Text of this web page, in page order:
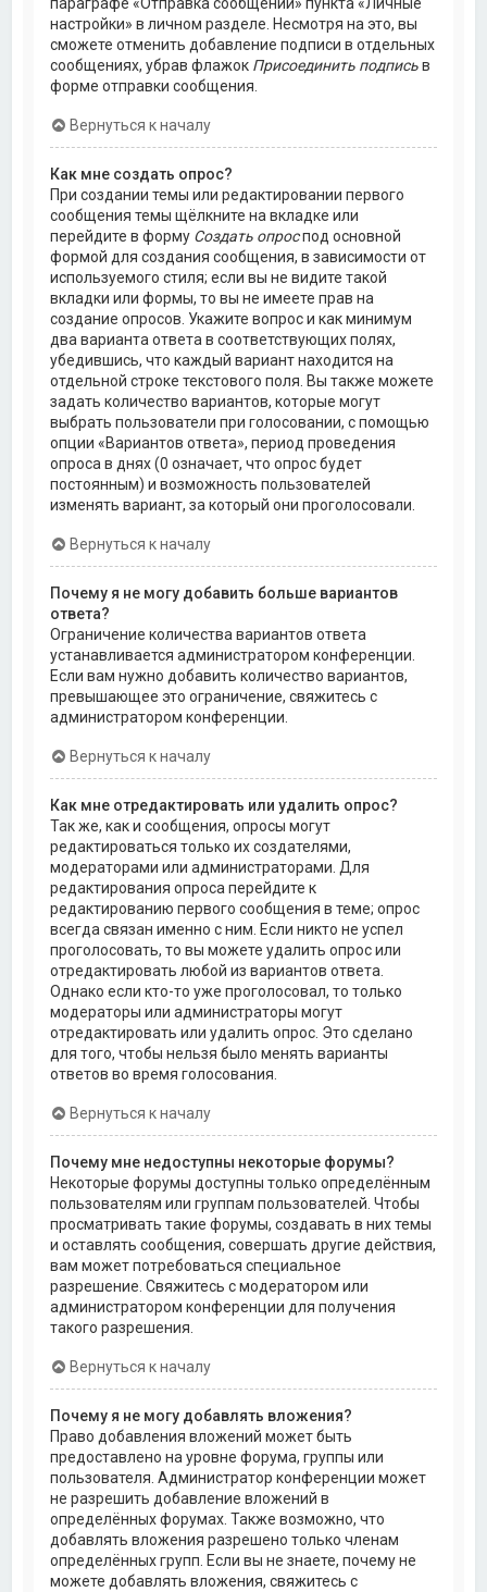
параграфе «Отправка сообщений» пункта «Личные
настройки» в личном разделе. Несмотря на это, вы
сможете отменить добавление подписи в отдельных
сообщениях, убрав флажок Присоединить подписьв
форме отправки сообщения.
Вернуться к началу
Как мне создать опрос?
При создании темы или редактировании первого
сообщения темы щёлкните на вкладке или
перейдите в форму Создать опроспод основной
формой для создания сообщения, в зависимости от
используемого стиля; если вы не видите такой
вкладки или формы, то вы не имеете прав на
создание опросов. Укажите вопрос и как минимум
два варианта ответа в соответствующих полях,
убедившись, что каждый вариант находится на
отдельной строке текстового поля. Вы также можете
задать количество вариантов, которые могут
выбрать пользователи при голосовании, с помощью
опции «Вариантов ответа», период проведения
опроса в днях (0 означает, что опрос будет
постоянным) и возможность пользователей
изменять вариант, за который они проголосовали.
Вернуться к началу
Почему я не могу добавить больше вариантов
ответа?
Ограничение количества вариантов ответа
устанавливается администратором конференции.
Если вам нужно добавить количество вариантов,
превышающее это ограничение, свяжитесь с
администратором конференции.
Вернуться к началу
Как мне отредактировать или удалить опрос?
Так же, как и сообщения, опросы могут
редактироваться только их создателями,
модераторами или администраторами. Для
редактирования опроса перейдите к
редактированию первого сообщения в теме; опрос
всегда связан именно с ним. Если никто не успел
проголосовать, то вы можете удалить опрос или
отредактировать любой из вариантов ответа.
Однако если кто-то уже проголосовал, то только
модераторы или администраторы могут
отредактировать или удалить опрос. Это сделано
для того, чтобы нельзя было менять варианты
ответов во время голосования.
Вернуться к началу
Почему мне недоступны некоторые форумы?
Некоторые форумы доступны только определённым
пользователям или группам пользователей. Чтобы
просматривать такие форумы, создавать в них темы
и оставлять сообщения, совершать другие действия,
вам может потребоваться специальное
разрешение. Свяжитесь с модератором или
администратором конференции для получения
такого разрешения.
Вернуться к началу
Почему я не могу добавлять вложения?
Право добавления вложений может быть
предоставлено на уровне форума, группы или
пользователя. Администратор конференции может
не разрешить добавление вложений в
определённых форумах. Также возможно, что
добавлять вложения разрешено только членам
определённых групп. Если вы не знаете, почему не
можете добавлять вложения, свяжитесь с